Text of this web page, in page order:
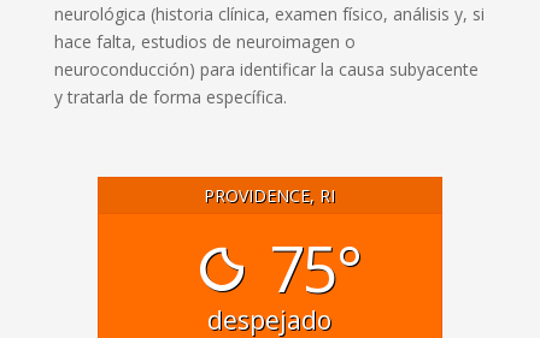
neurológica (historia clínica, examen físico, análisis y, si
hace falta, estudios de neuroimagen o
neuroconducción) para identificar la causa subyacente
y tratarla de forma específica.
PROVIDENCE, RI
75°
despejado